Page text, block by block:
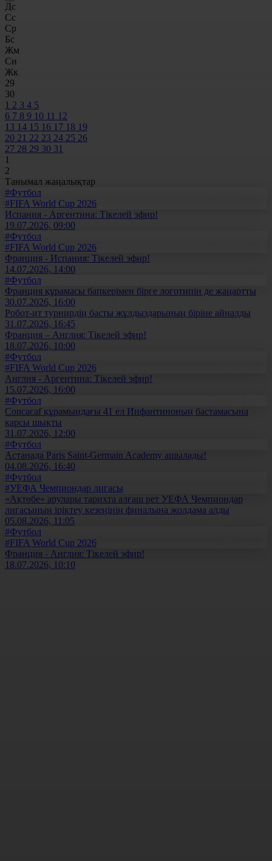
Дс
Сс
Ср
Бс
Жм
Сн
Жк
29
30
1 2 3 4 5
6 7 8 9 10 11 12
13 14 15 16 17 18 19
20 21 22 23 24 25 26
27 28 29 30 31
1
2
Танымал жаңалықтар
#Футбол
#FIFA World Cup 2026
Испания - Аргентина: Тікелей эфир!
19.07.2026, 09:00
#Футбол
#FIFA World Cup 2026
Франция - Испания: Тікелей эфир!
14.07.2026, 14:00
#Футбол
Франция құрамасы бапкерімен бірге логотипін де жаңартты
30.07.2026, 16:00
Робот-ит турнирдің басты жұлдыздарының біріне айналды
31.07.2026, 16:45
Франция – Англия: Тікелей эфир!
18.07.2026, 10:00
#Футбол
#FIFA World Cup 2026
Англия - Аргентина: Тікелей эфир!
15.07.2026, 16:00
#Футбол
Concacaf құрамындағы 41 ел Инфантиноның бастамасына
қарсы шықты
31.07.2026, 12:00
#Футбол
Астанада Paris Saint-Germain Academy ашылады!
04.08.2026, 16:40
#Футбол
#УЕФА Чемпиондар лигасы
«Ақтөбе» арулары тарихта алғаш рет УЕФА Чемпиондар
лигасының іріктеу кезеңінің финалына жолдама алды
05.08.2026, 11:05
#Футбол
#FIFA World Cup 2026
Франция - Англия: Тікелей эфир!
18.07.2026, 10:10